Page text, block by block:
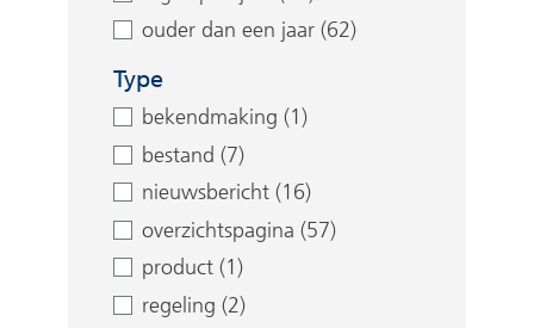
p
p
n
ouder dan een jaar (62)
Type
bekendmaking (1)
bestand (7)
nieuwsbericht (16)
overzichtspagina (57)
product (1)
regeling (2)